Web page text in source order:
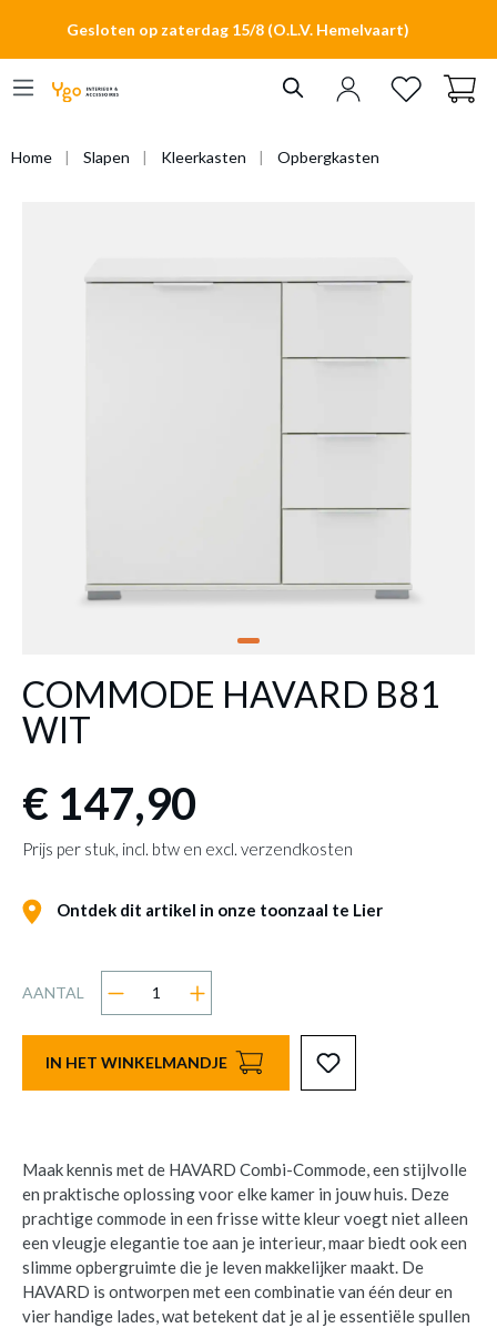
Gesloten op zaterdag 15/8 (O.L.V. Hemelvaart)
Home Slapen Kleerkasten Opbergkasten
COMMODE HAVARD B81
WIT
€ 147,90
Prijs per stuk, incl. btw en excl. verzendkosten
Ontdek dit artikel in onze toonzaal te Lier
AANTAL
IN HET WINKELMANDJE
Maak kennis met de HAVARD Combi-Commode, een stijlvolle
en praktische oplossing voor elke kamer in jouw huis. Deze
prachtige commode in een frisse witte kleur voegt niet alleen
een vleugje elegantie toe aan je interieur, maar biedt ook een
slimme opbergruimte die je leven makkelijker maakt. De
HAVARD is ontworpen met een combinatie van één deur en
vier handige lades, wat betekent dat je al je essentiële spullen